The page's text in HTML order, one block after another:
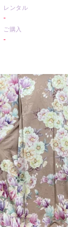
レンタル
-
ご購入
-